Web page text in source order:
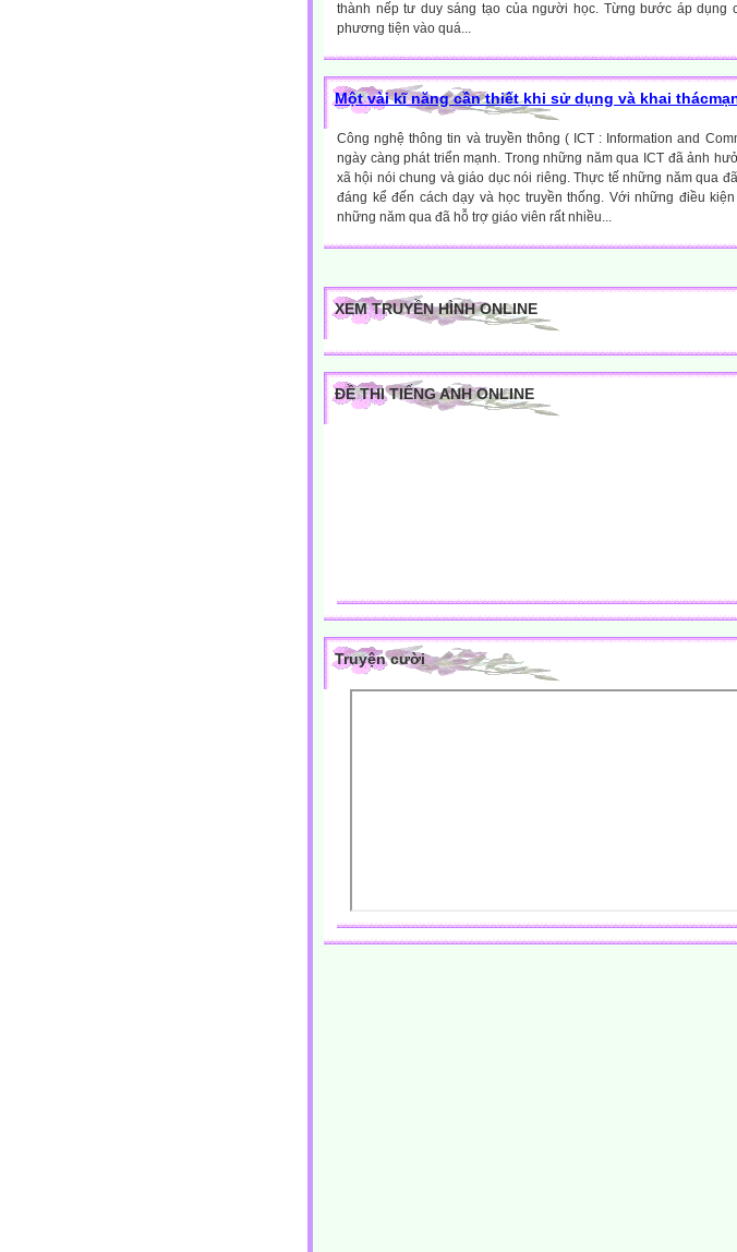
thành nếp tư duy sáng tạo của người học. Từng bước áp dụng
phương tiện vào quá...
Một vài kĩ năng cần thiết khi sử dụng và khai
Công nghệ thông tin và truyền thông ( ICT : Information and
ngày càng phát triển mạnh. Trong những năm qua ICT đã ảnh
xã hội nói chung và giáo dục nói riêng. Thực tế những năm qua
đáng kể đến cách dạy và học truyền thống. Với những điều
những năm qua đã hỗ trợ giáo viên rất nhiều...
XEM TRUYỀN HÌNH ONLINE
ĐỀ THI TIẾNG ANH ONLINE
Truyện cười